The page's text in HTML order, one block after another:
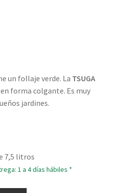
un follaje verde. La TSUGA
forma colgante. Es muy
jardines.
7,5 litros
1 a 4 días hábiles *